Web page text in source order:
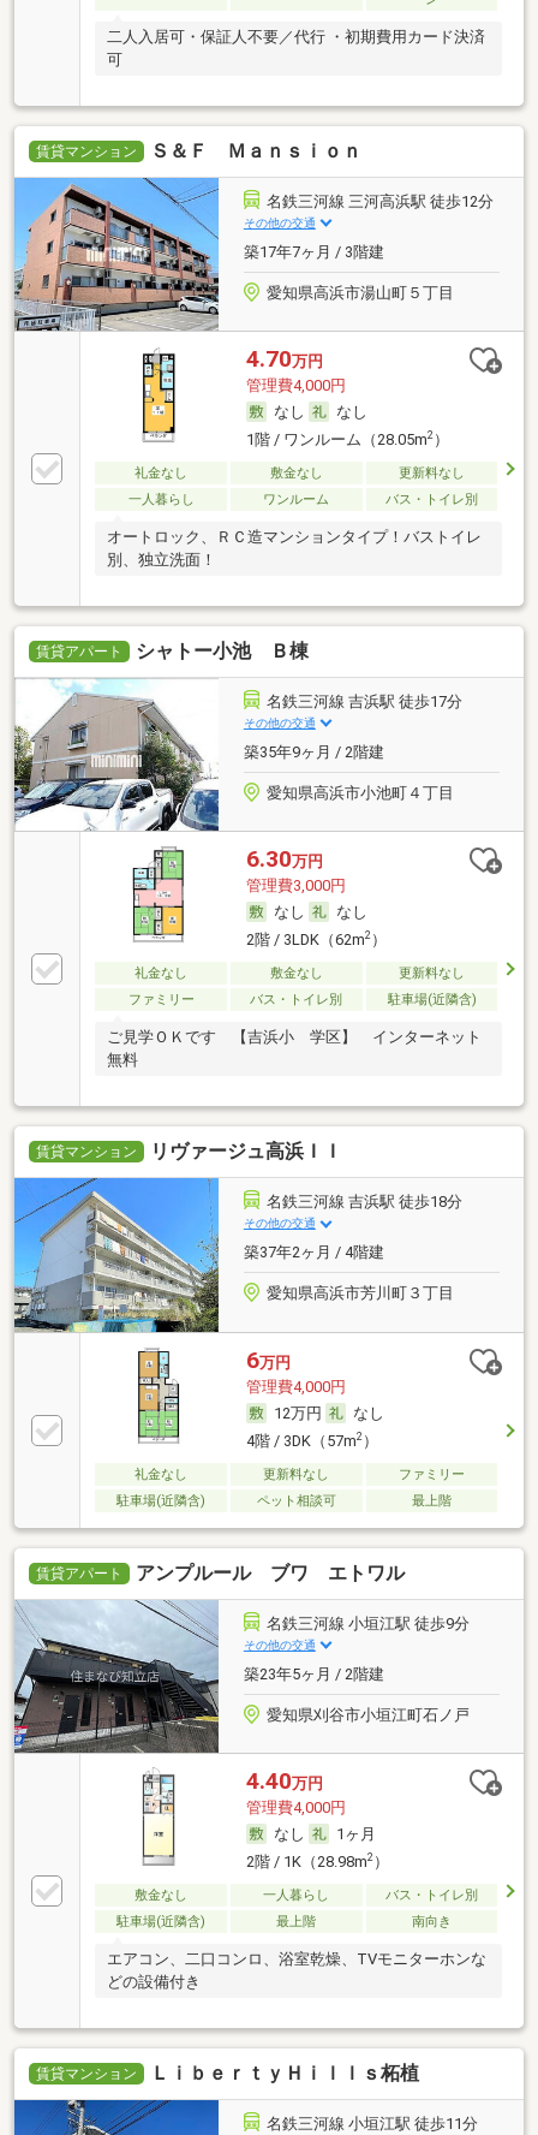
二人入居可・保証人不要／代行 ・初期費用カード決済
可
賃貸マンション Ｓ＆Ｆ Ｍａｎｓｉｏｎ
名鉄三河線 三河高浜駅 徒歩12分
その他の交通
築17年7ヶ月 / 3階建
愛知県高浜市湯山町５丁目
4.70万円
管理費4,000円
なし
なし
1階 / ワンルーム（28.05m2）
礼金なし 敷金なし
更新料なし
一人暮らし
ワンルーム バス・トイレ別
オートロック、ＲＣ造マンションタイプ！バストイレ
別、独立洗面！
賃貸アパート シャトー小池 Ｂ棟
名鉄三河線 吉浜駅 徒歩17分
その他の交通
築35年9ヶ月 / 2階建
愛知県高浜市小池町４丁目
6.30万円
管理費3,000円
なし
なし
2階 / 3LDK（62m2）
礼金なし 敷金なし
更新料なし
ファミリー
バス・トイレ別 駐車場(近隣含)
ご見学ＯＫです 【吉浜小 学区】 インターネット
無料
賃貸マンション リヴァージュ高浜ＩＩ
名鉄三河線 吉浜駅 徒歩18分
その他の交通
築37年2ヶ月 / 4階建
愛知県高浜市芳川町３丁目
6万円
管理費4,000円
12万円
なし
4階 / 3DK（57m2）
礼金なし 更新料なし
ファミリー
駐車場(近隣含)
ペット相談可 最上階
賃貸アパート アンプルール ブワ エトワル
名鉄三河線 小垣江駅 徒歩9分
その他の交通
築23年5ヶ月 / 2階建
愛知県刈谷市小垣江町石ノ戸
4.40万円
管理費4,000円
なし
1ヶ月
2階 / 1K（28.98m2）
敷金なし 一人暮らし
バス・トイレ別
駐車場(近隣含)
最上階 南向き
エアコン、二口コンロ、浴室乾燥、TVモニターホンな
どの設備付き
賃貸マンション ＬｉｂｅｒｔｙＨｉｌｌｓ柘植
名鉄三河線 小垣江駅 徒歩11分